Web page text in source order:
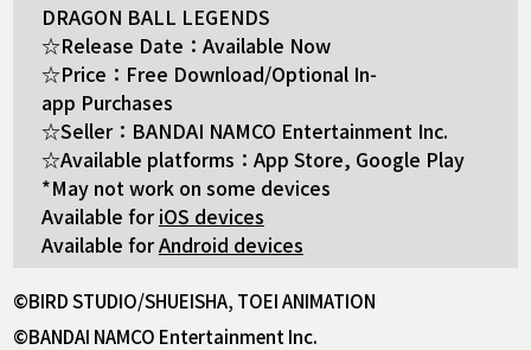
DRAGON BALL LEGENDS
☆Release Date：Available Now
☆Price：Free Download/Optional In-
app Purchases
☆Seller：BANDAI NAMCO Entertainment Inc.
☆Available platforms：App Store, Google Play
*May not work on some devices
Available foriOS devices
Available forAndroid devices
©BIRD STUDIO/SHUEISHA, TOEI ANIMATION
©BANDAI NAMCO Entertainment Inc.